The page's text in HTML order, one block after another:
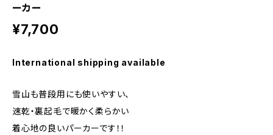
ーカー
¥7,700
International shipping available
雪山も普段用にも使いやすい、
速乾・裏起毛で暖かく柔らかい
着心地の良いパーカーです！！